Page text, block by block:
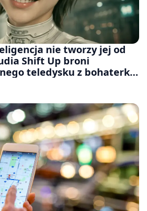
nie tworzy jej od
Shift Up broni
teledysku z bohaterką
Rain